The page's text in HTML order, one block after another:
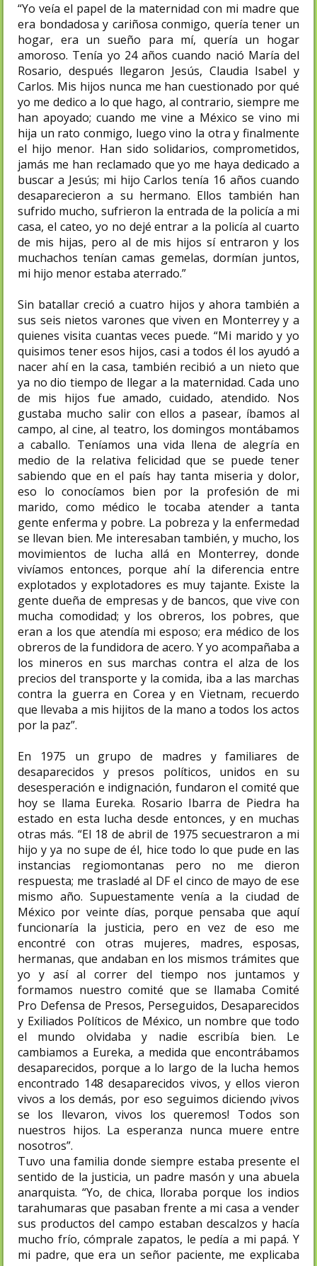
“Yo veía el papel de la maternidad con mi madre que
era bondadosa y cariñosa conmigo, quería tener un
hogar, era un sueño para mí, quería un hogar
amoroso. Tenía yo 24 años cuando nació María del
Rosario, después llegaron Jesús, Claudia Isabel y
Carlos. Mis hijos nunca me han cuestionado por qué
yo me dedico a lo que hago, al contrario, siempre me
han apoyado; cuando me vine a México se vino mi
hija un rato conmigo, luego vino la otra y finalmente
el hijo menor. Han sido solidarios, comprometidos,
jamás me han reclamado que yo me haya dedicado a
buscar a Jesús; mi hijo Carlos tenía 16 años cuando
desaparecieron a su hermano. Ellos también han
sufrido mucho, sufrieron la entrada de la policía a mi
casa, el cateo, yo no dejé entrar a la policía al cuarto
de mis hijas, pero al de mis hijos sí entraron y los
muchachos tenían camas gemelas, dormían juntos,
mi hijo menor estaba aterrado.”
Sin batallar creció a cuatro hijos y ahora también a
sus seis nietos varones que viven en Monterrey y a
quienes visita cuantas veces puede. “Mi marido y yo
quisimos tener esos hijos, casi a todos él los ayudó a
nacer ahí en la casa, también recibió a un nieto que
ya no dio tiempo de llegar a la maternidad. Cada uno
de mis hijos fue amado, cuidado, atendido. Nos
gustaba mucho salir con ellos a pasear, íbamos al
campo, al cine, al teatro, los domingos montábamos
a caballo. Teníamos una vida llena de alegría en
medio de la relativa felicidad que se puede tener
sabiendo que en el país hay tanta miseria y dolor,
eso lo conocíamos bien por la profesión de mi
marido, como médico le tocaba atender a tanta
gente enferma y pobre. La pobreza y la enfermedad
se llevan bien. Me interesaban también, y mucho, los
movimientos de lucha allá en Monterrey, donde
vivíamos entonces, porque ahí la diferencia entre
explotados y explotadores es muy tajante. Existe la
gente dueña de empresas y de bancos, que vive con
mucha comodidad; y los obreros, los pobres, que
eran a los que atendía mi esposo; era médico de los
obreros de la fundidora de acero. Y yo acompañaba a
los mineros en sus marchas contra el alza de los
precios del transporte y la comida, iba a las marchas
contra la guerra en Corea y en Vietnam, recuerdo
que llevaba a mis hijitos de la mano a todos los actos
por la paz”.
En 1975 un grupo de madres y familiares de
desaparecidos y presos políticos, unidos en su
desesperación e indignación, fundaron el comité que
hoy se llama Eureka. Rosario Ibarra de Piedra ha
estado en esta lucha desde entonces, y en muchas
otras más. “El 18 de abril de 1975 secuestraron a mi
hijo y ya no supe de él, hice todo lo que pude en las
instancias regiomontanas pero no me dieron
respuesta; me trasladé al DF el cinco de mayo de ese
mismo año. Supuestamente venía a la ciudad de
México por veinte días, porque pensaba que aquí
funcionaría la justicia, pero en vez de eso me
encontré con otras mujeres, madres, esposas,
hermanas, que andaban en los mismos trámites que
yo y así al correr del tiempo nos juntamos y
formamos nuestro comité que se llamaba Comité
Pro Defensa de Presos, Perseguidos, Desaparecidos
y Exiliados Políticos de México, un nombre que todo
el mundo olvidaba y nadie escribía bien. Le
cambiamos a Eureka, a medida que encontrábamos
desaparecidos, porque a lo largo de la lucha hemos
encontrado 148 desaparecidos vivos, y ellos vieron
vivos a los demás, por eso seguimos diciendo ¡vivos
se los llevaron, vivos los queremos! Todos son
nuestros hijos. La esperanza nunca muere entre
nosotros”.
Tuvo una familia donde siempre estaba presente el
sentido de la justicia, un padre masón y una abuela
anarquista. “Yo, de chica, lloraba porque los indios
tarahumaras que pasaban frente a mi casa a vender
sus productos del campo estaban descalzos y hacía
mucho frío, cómprale zapatos, le pedía a mi papá. Y
mi padre, que era un señor paciente, me explicaba